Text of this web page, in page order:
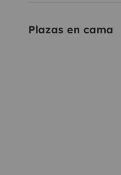
Plazas en cama